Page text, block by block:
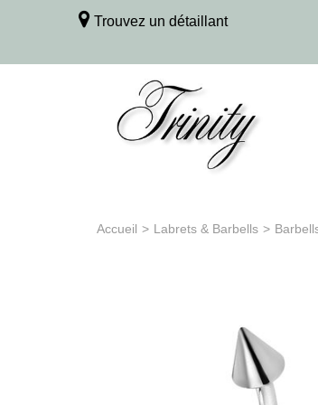
Trouvez un détaillant
Accueil > Labrets & Barbells >